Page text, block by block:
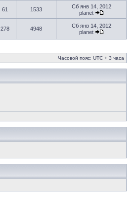
61 1533
Сб янв 14, 2012
planet
278 4948
Сб янв 14, 2012
planet
Часовой пояс: UTC + 3 часа